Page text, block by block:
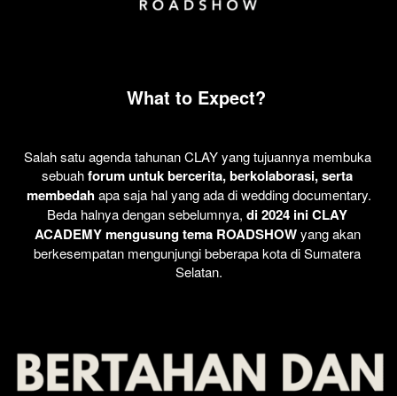
What to Expect?
Salah satu agenda tahunan CLAY yang tujuannya membuka
sebuah forum untuk bercerita, berkolaborasi, serta
membedah apa saja hal yang ada di wedding documentary.
Beda halnya dengan sebelumnya, di 2024 ini CLAY
ACADEMY mengusung tema ROADSHOW yang akan
berkesempatan mengunjungi beberapa kota di Sumatera
Selatan.